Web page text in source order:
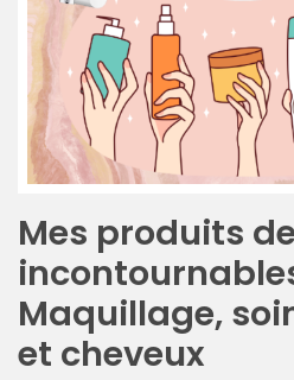
ma
sélection
chic
et
pratique
au
quotidien
Mes produits
Maquillage,
et cheveux